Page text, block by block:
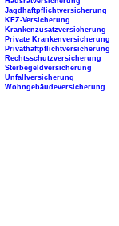
Jagdhaftpflichtversicherung
KFZ-Versicherung
Krankenzusatzversicherung
Private Krankenversicherung
Privathaftpflichtversicherung
Rechtsschutzversicherung
Sterbegeldversicherung
Unfallversicherung
Wohngebäudeversicherung